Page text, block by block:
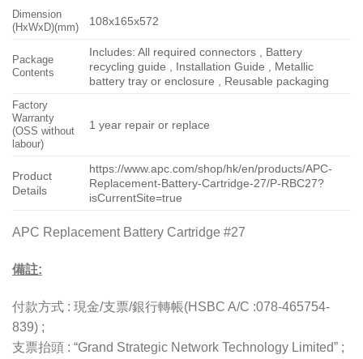
Dimension
(HxWxD)(mm)
108x165x572
Package
Contents
Includes: All required connectors , Battery
recycling guide , Installation Guide , Metallic
battery tray or enclosure , Reusable packaging
Factory
Warranty
(OSS without
labour)
1 year repair or replace
Product
Details
https://www.apc.com/shop/hk/en/products/APC-
Replacement-Battery-Cartridge-27/P-RBC27?
isCurrentSite=true
APC Replacement Battery Cartridge #27
備註:
付款方式 : 現金/支票/銀行轉帳(HSBC A/C :078-465754-
839) ;
支票抬頭 : “Grand Strategic Network Technology Limited” ;